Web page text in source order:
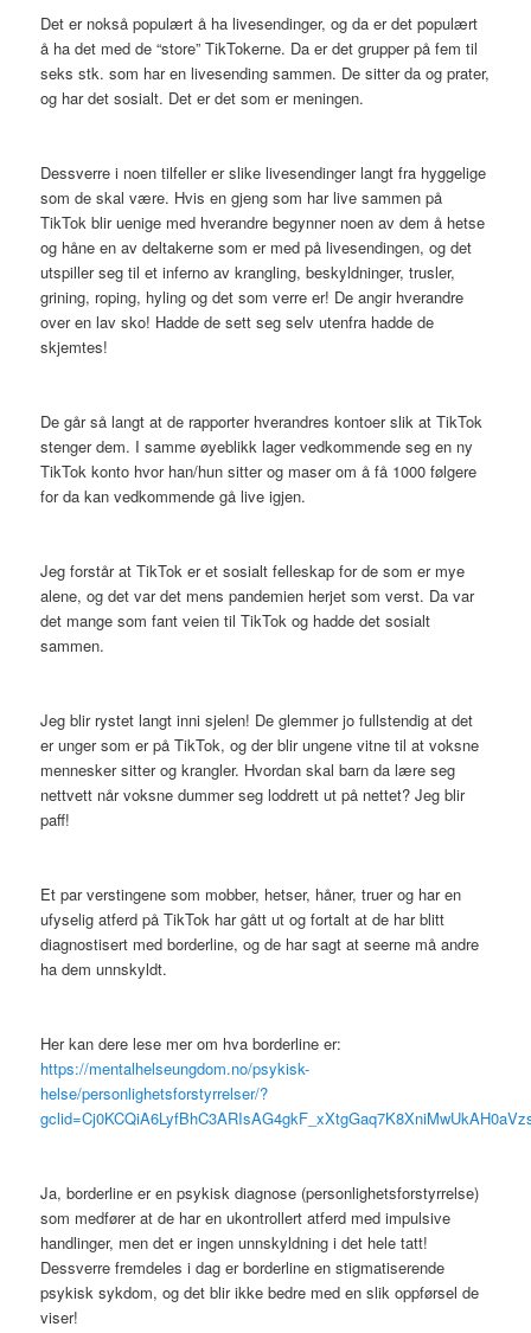
Det er nokså populært å ha livesendinger, og da er det populært
å ha det med de “store” TikTokerne. Da er det grupper på fem til
seks stk. som har en livesending sammen. De sitter da og prater,
og har det sosialt. Det er det som er meningen.
Dessverre i noen tilfeller er slike livesendinger langt fra hyggelige
som de skal være. Hvis en gjeng som har live sammen på
TikTok blir uenige med hverandre begynner noen av dem å hetse
og håne en av deltakerne som er med på livesendingen, og det
utspiller seg til et inferno av krangling, beskyldninger, trusler,
grining, roping, hyling og det som verre er! De angir hverandre
over en lav sko! Hadde de sett seg selv utenfra hadde de
skjemtes!
De går så langt at de rapporter hverandres kontoer slik at TikTok
stenger dem. I samme øyeblikk lager vedkommende seg en ny
TikTok konto hvor han/hun sitter og maser om å få 1000 følgere
for da kan vedkommende gå live igjen.
Jeg forstår at TikTok er et sosialt felleskap for de som er mye
alene, og det var det mens pandemien herjet som verst. Da var
det mange som fant veien til TikTok og hadde det sosialt
sammen.
Jeg blir rystet langt inni sjelen! De glemmer jo fullstendig at det
er unger som er på TikTok, og der blir ungene vitne til at voksne
mennesker sitter og krangler. Hvordan skal barn da lære seg
nettvett når voksne dummer seg loddrett ut på nettet? Jeg blir
paff!
Et par verstingene som mobber, hetser, håner, truer og har en
ufyselig atferd på TikTok har gått ut og fortalt at de har blitt
diagnostisert med borderline, og de har sagt at seerne må andre
ha dem unnskyldt.
Her kan dere lese mer om hva borderline er:
https://mentalhelseungdom.no/psykisk-
helse/personlighetsforstyrrelser/?
Ja, borderline er en psykisk diagnose (personlighetsforstyrrelse)
som medfører at de har en ukontrollert atferd med impulsive
handlinger, men det er ingen unnskyldning i det hele tatt!
Dessverre fremdeles i dag er borderline en stigmatiserende
psykisk sykdom, og det blir ikke bedre med en slik oppførsel de
viser!